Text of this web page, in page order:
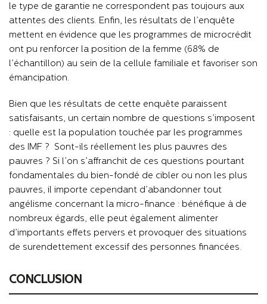
le type de garantie ne correspondent pas toujours aux
attentes des clients. Enfin, les résultats de l’enquête
mettent en évidence que les programmes de microcrédit
ont pu renforcer la position de la femme (68% de
l’échantillon) au sein de la cellule familiale et favoriser son
émancipation.
Bien que les résultats de cette enquête paraissent
satisfaisants, un certain nombre de questions s’imposent
: quelle est la population touchée par les programmes
des IMF ? Sont-ils réellement les plus pauvres des
pauvres ? Si l’on s’affranchit de ces questions pourtant
fondamentales du bien-fondé de cibler ou non les plus
pauvres, il importe cependant d’abandonner tout
angélisme concernant la micro-finance : bénéfique à de
nombreux égards, elle peut également alimenter
d’importants effets pervers et provoquer des situations
de surendettement excessif des personnes financées.
CONCLUSION